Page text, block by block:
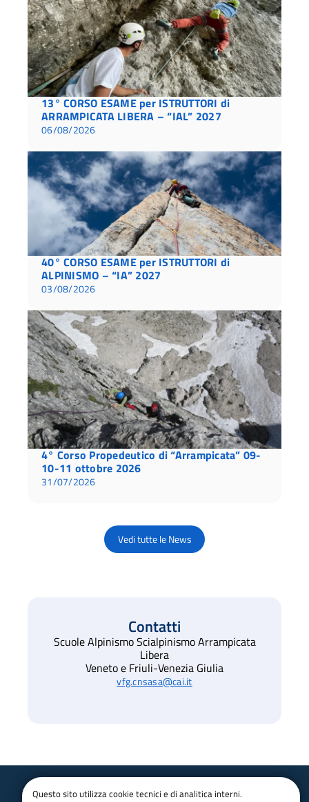
13° CORSO ESAME per ISTRUTTORI di
ARRAMPICATA LIBERA – “IAL” 2027
06/08/2026
40° CORSO ESAME per ISTRUTTORI di
ALPINISMO – “IA” 2027
03/08/2026
4° Corso Propedeutico di “Arrampicata” 09-
10-11 ottobre 2026
31/07/2026
Vedi tutte le News
Contatti
Scuole Alpinismo Scialpinismo Arrampicata
Libera
Veneto e Friuli-Venezia Giulia
vfg.cnsasa@cai.it
Questo sito utilizza cookie tecnici e di analitica interni.